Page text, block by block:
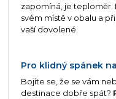
zapomíná, je teploměr.
svém místě v obalu a
vaší dovolené.
Pro klidný spánek
Bojíte se, že se vám
destinace dobře spát?